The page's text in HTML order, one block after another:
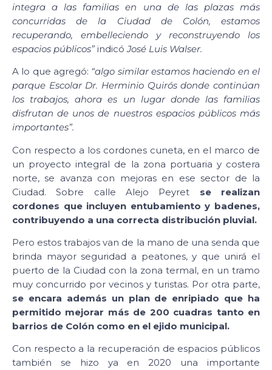
integra a las familias en una de las plazas más
concurridas de la Ciudad de Colón, estamos
recuperando, embelleciendo y reconstruyendo los
espacios públicos”indicóJosé Luis Walser.
A lo que agregó: “algo similar estamos haciendo en el
parque Escolar Dr. Herminio Quirós donde continúan
los trabajos, ahora es un lugar donde las familias
disfrutan de unos de nuestros espacios públicos más
importantes”.
Con respecto a los cordones cuneta, en el marco de
un proyecto integral de la zona portuaria y costera
norte, se avanza con mejoras en ese sector de la
Ciudad. Sobre calle Alejo Peyret se realizan
cordones que incluyen entubamiento y badenes,
contribuyendo a una correcta distribución pluvial.
Pero estos trabajos van de la mano de una senda que
brinda mayor seguridad a peatones, y que unirá el
puerto de la Ciudad con la zona termal, en un tramo
muy concurrido por vecinos y turistas. Por otra parte,
se encara además un plan de enripiado que ha
permitido mejorar más de 200 cuadras tanto en
barrios de Colón como en el ejido municipal.
Con respecto a la recuperación de espacios públicos
también se hizo ya en 2020 una importante